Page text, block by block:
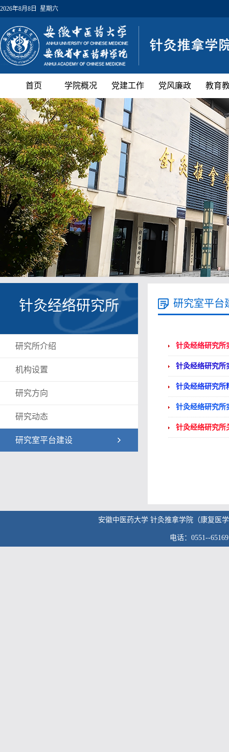
2026年8月8日 星期六
首页 学院概况 党建工作 党风廉政 教育
针灸经络研究所
研究所介绍
机构设置
研究方向
研究动态
研究室平台建设
研究室平台
针灸经络研究所
针灸经络研究所
针灸经络研究所
针灸经络研究所
针灸经络研究所
安徽中医药大学 针灸推拿学院（康复医
电话：0551--